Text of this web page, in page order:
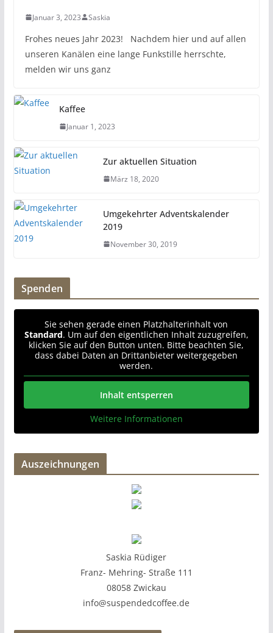
Januar 3, 2023 Saskia
Frohes neues Jahr 2023! Nachdem hier und auf allen
unseren Kanälen eine lange Funkstille herrschte,
melden wir uns ganz
Kaffee
Januar 1, 2023
Zur aktuellen Situation
März 18, 2020
Umgekehrter Adventskalender
2019
November 30, 2019
Spenden
Sie sehen gerade einen Platzhalterinhalt von
Standard. Um auf den eigentlichen Inhalt zuzugreifen,
klicken Sie auf den Button unten. Bitte beachten Sie,
dass dabei Daten an Drittanbieter weitergegeben
werden.
Inhalt entsperren
Weitere Informationen
Auszeichnungen
Saskia Rüdiger
Franz- Mehring- Straße 111
08058 Zwickau
info@suspendedcoffee.de